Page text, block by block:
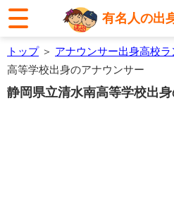
有名人の出
トップ＞ アナウンサー出身高校
高等学校出身のアナウンサー
静岡県立清水南高等学校出